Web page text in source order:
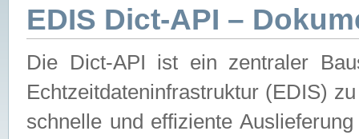
EDIS Dict-API –
Die Dict-API ist ein zentraler
Echtzeitdateninfrastruktur (EDIS)
schnelle und effiziente